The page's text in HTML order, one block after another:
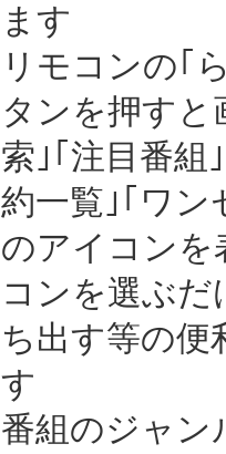
ます
リモコンの｢
タンを押すと
索｣｢注目番組
約一覧｣｢ワン
のアイコンを
コンを選ぶだ
ち出す等の便
す
番組のジャン